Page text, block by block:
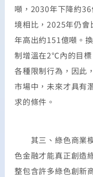
噸，2030年下降約
境相比，2025年仍
年高出約151億噸。
制增溫在2℃內的目
各種限制行為，因此
市場中，未來才具有
求的條件。
其三、綠色商業模
色金融才能真正創造
整包含許多綠色創新